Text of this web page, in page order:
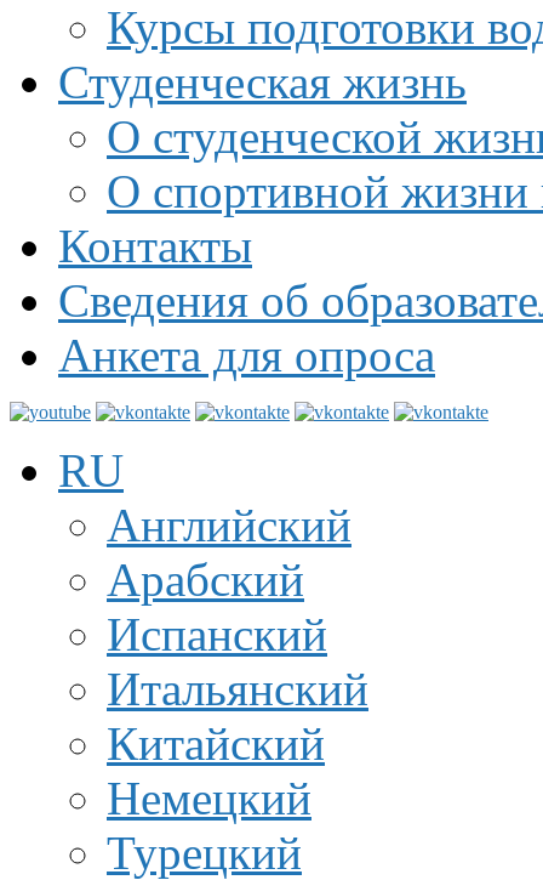
Курсы подготовки
Студенческая жизнь
О студенческой
О спортивной жизни
Контакты
Сведения об
Анкета для опроса
RU
Английский
Арабский
Испанский
Итальянский
Китайский
Немецкий
Турецкий